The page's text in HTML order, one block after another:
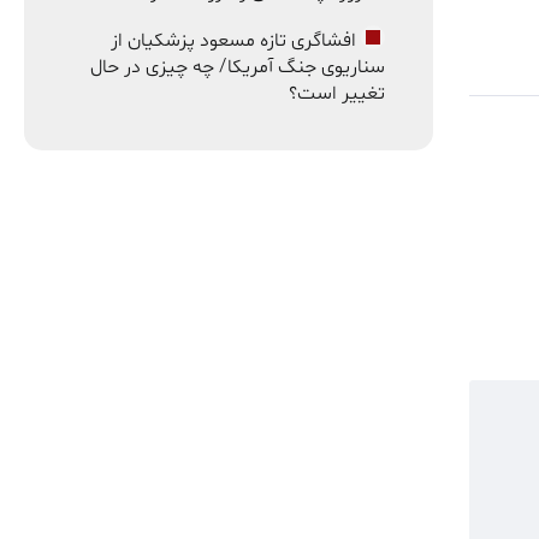
افشاگری تازه مسعود پزشکیان از
سناریوی جنگ آمریکا/ چه چیزی در حال
تغییر است؟